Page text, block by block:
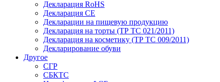
Декларация RoHS
Декларация СЕ
Декларации на пищевую продукцию
Декларация на торты (ТР ТС 021/2011)
Декларация на косметику (ТР ТС 009/2011)
Декларирование обуви
Другое
СГР
СБКТС